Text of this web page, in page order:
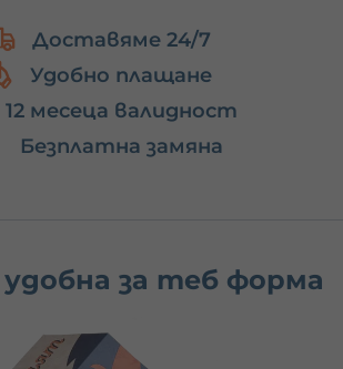
Доставяме 24/7
Удобно плащане
12 месеца валидност
Безплатна замяна
удобна за теб форма